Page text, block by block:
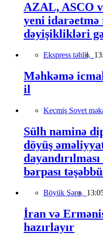
AZAL, ASCO
yeni idarəetmə
dəyişiklikləri
Ekspress təhlil,
Məhkəmə
il
Keçmiş Sovet
Sülh naminə
döyüş
bərpası
Böyük Şərq,
İran və
hazırlayır